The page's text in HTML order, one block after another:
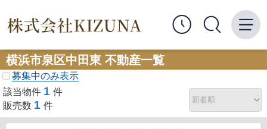
横浜市泉区中田東 不動産一覧
募集中のみ表示
該当物件 1 件
販売数 1 件